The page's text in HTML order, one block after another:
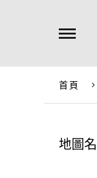
首頁
地圖